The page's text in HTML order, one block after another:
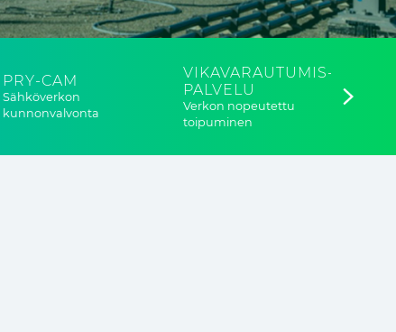
PRY-CAM
Sähköverkon
kunnonvalvonta
VIKAVARAUTUMIS-
PALVELU
Verkon nopeutettu
toipuminen